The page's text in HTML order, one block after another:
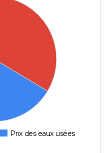
Prix des eaux usées